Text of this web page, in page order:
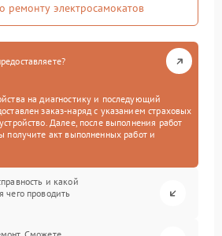
ремонту электросамокатов
на диагностику и последующий
заказ-наряд с указанием страховых
Далее, после выполнения работ
получите акт выполненных работ и
и какой
чего проводить